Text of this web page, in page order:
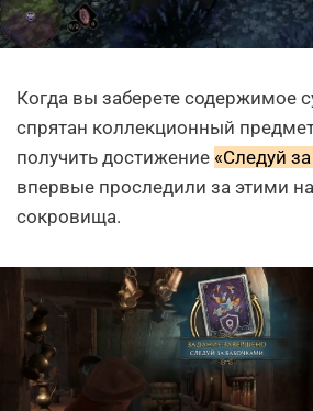
Когда вы заберете содержимое
спрятан коллекционный
получить достижение «Следуй
впервые проследили за этими
сокровища.